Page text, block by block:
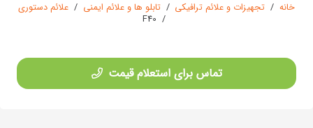
خانه / تجهیزات و علائم ترافیکی / تابلو ها و علائم ایمنی / علائم دستوری
/
F40
تماس برای استعلام قیمت